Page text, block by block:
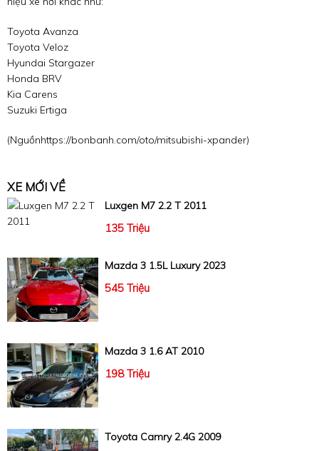
Toyota Avanza
Toyota Veloz
Hyundai Stargazer
Honda BRV
Kia Carens
Suzuki Ertiga
(Nguồnhttps://bonbanh.com/oto/mitsubishi-xpander)
XE MỚI VỀ
Luxgen M7 2.2 T 2011
135 Triệu
Mazda 3 1.5L Luxury 2023
545 Triệu
Mazda 3 1.6 AT 2010
198 Triệu
Toyota Camry 2.4G 2009